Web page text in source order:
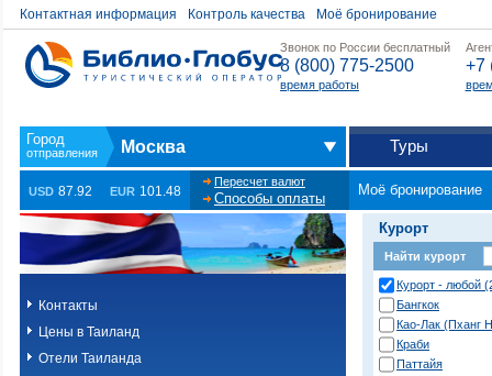
Контактная информация Контроль качества Моё бронирование
Звонок по России бесплатный
8 (800) 775-2500
время работы
+7
Москва Туры
USD 87.92 EUR 101.48
Пересчет валют
Способы оплаты
Моё бронирование
Контакты
Цены в Таиланд
Отели Таиланда
Курорт
Найти курорт
Курорт - любой
Бангкок
Као-Лак (Пханг
Краби
Паттайя